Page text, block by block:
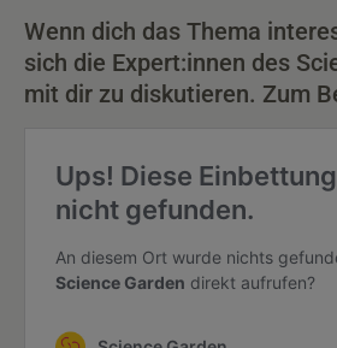
Wenn dich das Thema
sich die Expert:innen des
mit dir zu diskutieren. Zum